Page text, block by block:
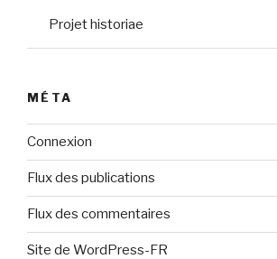
Projet historiae
MÉTA
Connexion
Flux des publications
Flux des commentaires
Site de WordPress-FR